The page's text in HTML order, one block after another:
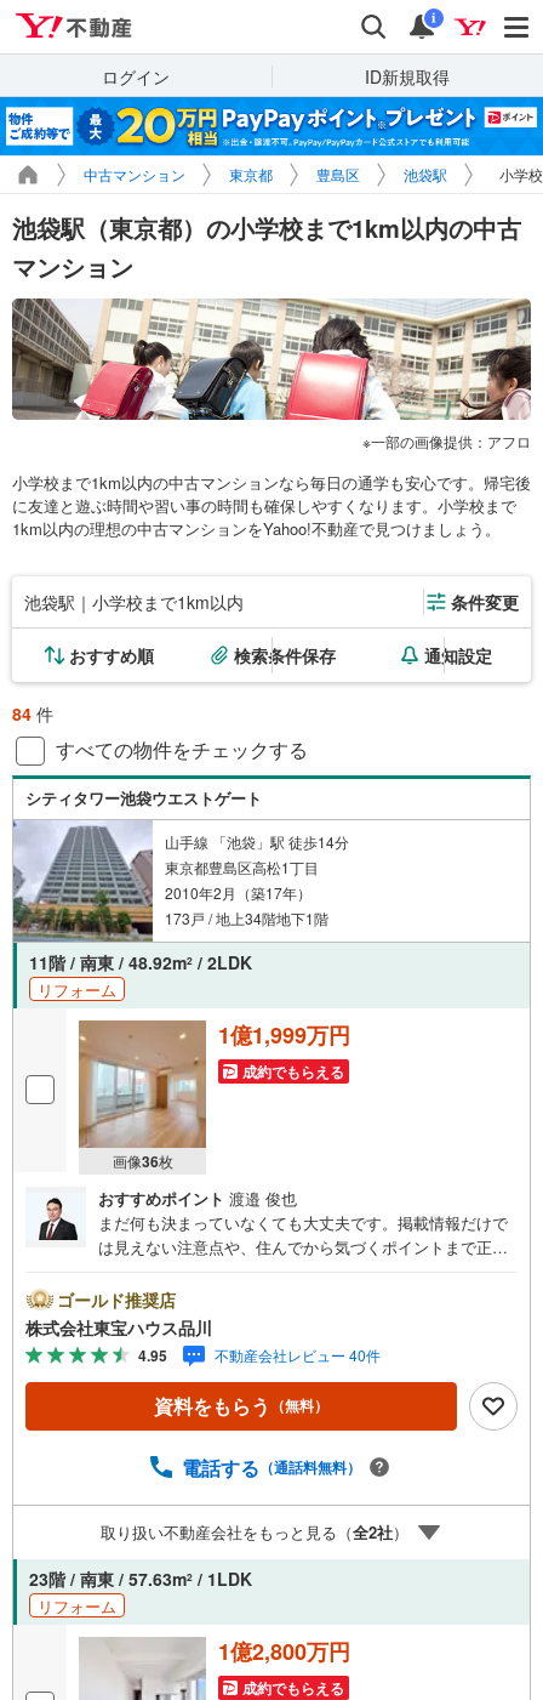
検索 通知
i
ログイン ID新規取得
中古マンション 東京都 豊島区 池袋駅 小学
池袋駅（東京都）の小学校まで1km以内の中古
マンション
一部の画像提供：アフロ
小学校まで1km以内の中古マンションなら毎日の通学も安心です。帰宅後
に友達と遊ぶ時間や習い事の時間も確保しやすくなります。小学校まで
1km以内の理想の中古マンションをYahoo!不動産で見つけましょう。
池袋駅｜小学校まで1km以内 条件変更
おすすめ順 検索条件保存 通知設定
84 件
すべての物件をチェックする
シティタワー池袋ウエストゲート
山手線 「池袋」駅 徒歩14分
東京都豊島区高松1丁目
2010年2月（築17年）
173戸 / 地上34階地下1階
11階 / 南東 / 48.92m2 / 2LDK
リフォーム
画像36枚
1億1,999万円
成約でもらえる
おすすめポイント 渡邉 俊也
まだ何も決まっていなくても大丈夫です。掲載情報だけで
は見えない注意点や、住んでから気づくポイントまで正直
とも包み隠さずお伝えし、「納得して選ぶ」ためのサポー
トを大切にしています。現地でしか分からないリアルな情
報も含めて、一緒に後悔しない住まい探しを進めていきま
しょう。まずはお気軽にご相談ください。【Yahoo！ 不動
産キャンペーン対象店舗】当店で物件を成約するとPayPay
ボーナスライトがもらえる「Yahoo！ 不動産 物件ご成約キ
予約をする」ボタンからお問い合わせください。※必ずYah
スライトは出金と譲渡はできません。ご案内・詳細な資料
のご請求はお気軽にどうぞ♪お電話でのお問い合わせも常
時受け付けております！お気軽にお問い合わせください。
ゴールド推奨店
株式会社東宝ハウス品川
4.95 不動産会社レビュー 40件
資料をもらう （無料）
電話する （通話料無料）
取り扱い不動産会社をもっと見る（全2社）
23階 / 南東 / 57.63m2 / 1LDK
リフォーム
1億2,800万円
成約でもらえる